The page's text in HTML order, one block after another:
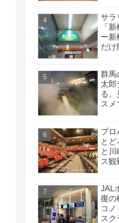
サラ
「
ー新
だけ
群馬
太郎
る。
スメ
プロ
とど
と川
ス観
JAL
復の
コノ
スク